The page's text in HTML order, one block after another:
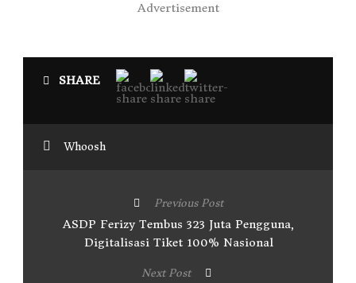
Advertisement
SHARE
Whoosh
Previous Post
ASDP Ferizy Tembus 323 Juta Pengguna,
Digitalisasi Tiket 100% Nasional
Next Post